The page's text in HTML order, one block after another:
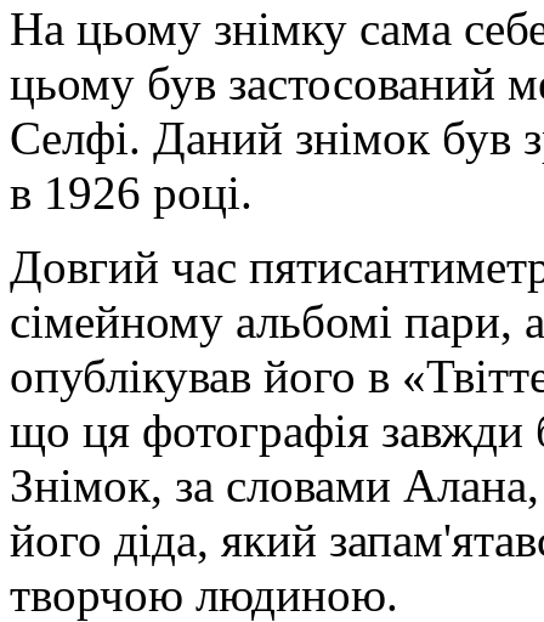
На цьому знімку сама
цьому був застосований
Селфі. Даний знімок був
в 1926 році.
Довгий час
сімейному альбомі пари,
опублікував його в
що ця фотографія завжди
Знімок, за словами
його діда, який
творчою людиною.